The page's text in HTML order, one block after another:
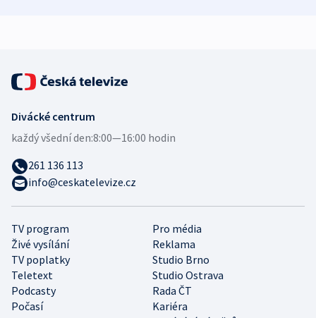
TV program
Pro média
Živé vysílání
Reklama
TV poplatky
Studio Brno
Teletext
Studio Ostrava
Podcasty
Rada ČT
Počasí
Kariéra
Divácké centrum
každý všední den:8:00—16:00 hodin
261 136 113
info@ceskatelevize.cz